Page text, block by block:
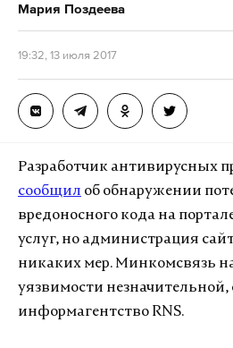
Мария Поздеева
19:32, 13 июля 2017
Разработчик антивирусных
сообщил об обнаружении
вредоносного кода на
услуг, но администрация
никаких мер. Минкомсвязь
уязвимости
информагентство RNS.